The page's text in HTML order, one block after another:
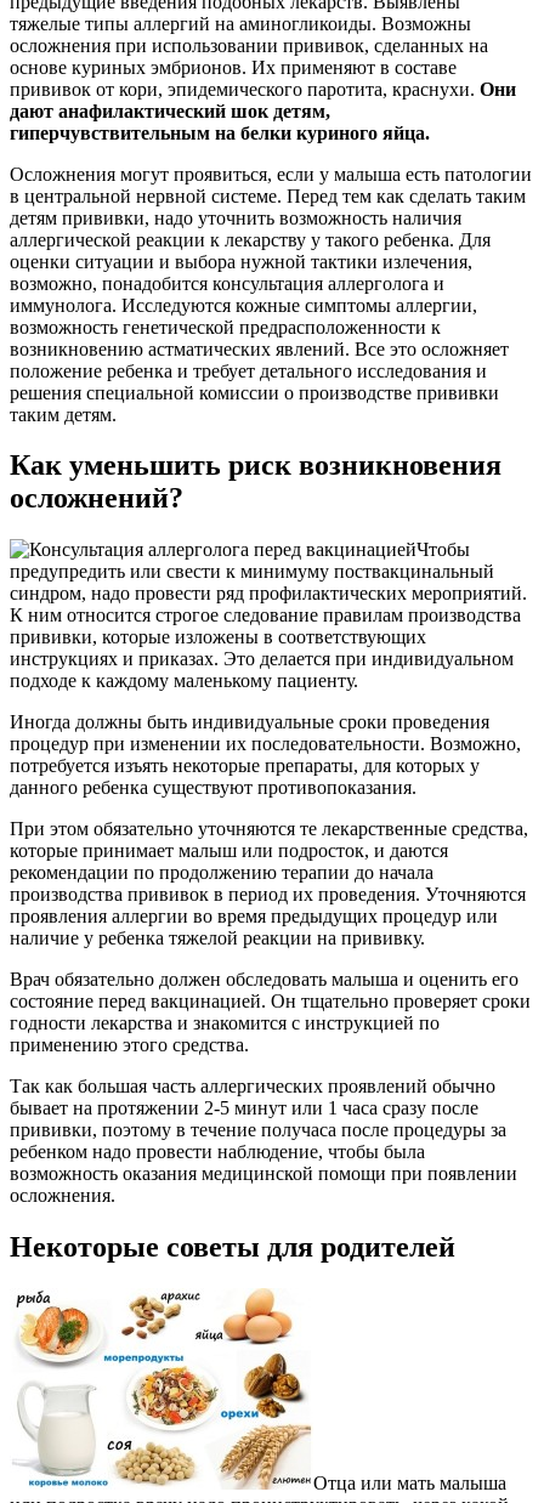
тяжелые типы аллергий на аминогликоиды. Возможны
осложнения при использовании прививок, сделанных на
основе куриных эмбрионов. Их применяют в составе
прививок от кори, эпидемического паротита, краснухи. Они
дают анафилактический шок детям,
гиперчувствительным на белки куриного яйца.
Осложнения могут проявиться, если у малыша есть патологии
в центральной нервной системе. Перед тем как сделать таким
детям прививки, надо уточнить возможность наличия
аллергической реакции к лекарству у такого ребенка. Для
оценки ситуации и выбора нужной тактики излечения,
возможно, понадобится консультация аллерголога и
иммунолога. Исследуются кожные симптомы аллергии,
возможность генетической предрасположенности к
возникновению астматических явлений. Все это осложняет
положение ребенка и требует детального исследования и
решения специальной комиссии о производстве прививки
таким детям.
Как уменьшить риск возникновения
осложнений?
Чтобы
предупредить или свести к минимуму поствакцинальный
синдром, надо провести ряд профилактических мероприятий.
К ним относится строгое следование правилам производства
прививки, которые изложены в соответствующих
инструкциях и приказах. Это делается при индивидуальном
подходе к каждому маленькому пациенту.
Иногда должны быть индивидуальные сроки проведения
процедур при изменении их последовательности. Возможно,
потребуется изъять некоторые препараты, для которых у
данного ребенка существуют противопоказания.
При этом обязательно уточняются те лекарственные средства,
которые принимает малыш или подросток, и даются
рекомендации по продолжению терапии до начала
производства прививок в период их проведения. Уточняются
проявления аллергии во время предыдущих процедур или
наличие у ребенка тяжелой реакции на прививку.
Врач обязательно должен обследовать малыша и оценить его
состояние перед вакцинацией. Он тщательно проверяет сроки
годности лекарства и знакомится с инструкцией по
применению этого средства.
Так как большая часть аллергических проявлений обычно
бывает на протяжении 2-5 минут или 1 часа сразу после
прививки, поэтому в течение получаса после процедуры за
ребенком надо провести наблюдение, чтобы была
возможность оказания медицинской помощи при появлении
осложнения.
Некоторые советы для родителей
Отца или мать малыша